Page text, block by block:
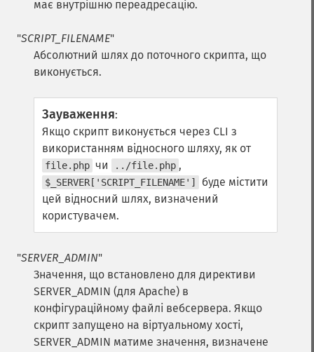
має внутрішню переадресацію.
"SCRIPT_FILENAME"
Абсолютний шлях до поточного скрипта, що
виконується.
Зауваження:
Якщо скрипт виконується через CLI з
використанням відносного шляху, як от
file.php чи ../file.php ,
$_SERVER['SCRIPT_FILENAME']
буде містити
цей відносний шлях, визначений
користувачем.
"SERVER_ADMIN"
Значення, що встановлено для директиви
SERVER_ADMIN (для Apache) в
конфігураційному файлі вебсервера. Якщо
скрипт запущено на віртуальному хості,
SERVER_ADMIN матиме значення, визначене